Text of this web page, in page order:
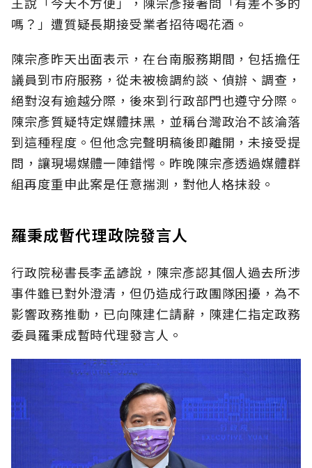
嗎？」遭質疑長期接受業者招待喝花酒。
陳宗彥昨天出面表示，在台南服務期間，包括擔任
議員到市府服務，從未被檢調約談、偵辦、調查，
絕對沒有逾越分際，後來到行政部門也遵守分際。
陳宗彥質疑特定媒體抹黑，並稱台灣政治不該淪落
到這種程度。但他念完聲明稿後即離開，未接受提
問，讓現場媒體一陣錯愕。昨晚陳宗彥透過媒體群
組再度重申此案是任意揣測，對他人格抹殺。
羅秉成暫代理政院發言人
行政院秘書長李孟諺說，陳宗彥認其個人過去所涉
事件雖已對外澄清，但仍造成行政團隊困擾，為不
影響政務推動，已向陳建仁請辭，陳建仁指定政務
委員羅秉成暫時代理發言人。